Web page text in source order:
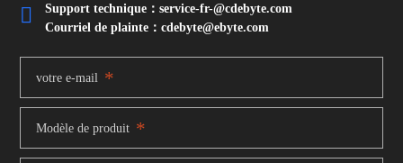

Support technique：service-fr-@cdebyte.com
Courriel de plainte：cdebyte@ebyte.com
votre e-mail *
Modèle de produit *